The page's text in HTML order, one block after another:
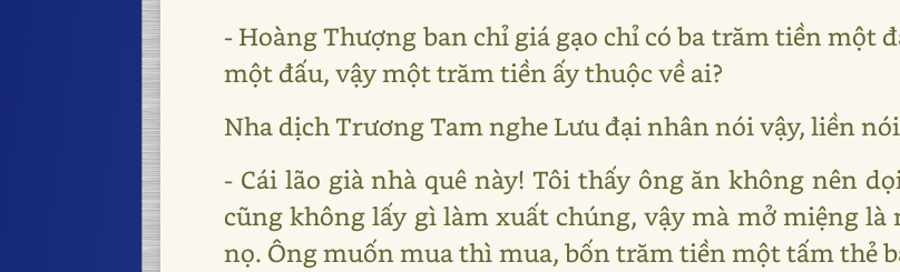
- Hoàng Thượng ban chỉ giá gạo chỉ có ba trăm tiền một
một đấu, vậy một trăm tiền ấy thuộc về ai?
Nha dịch Trương Tam nghe Lưu đại nhân nói vậy, liền
- Cái lão già nhà quê này! Tôi thấy ông ăn không nên
cũng không lấy gì làm xuất chúng, vậy mà mở miệng
nọ. Ông muốn mua thì mua, bốn trăm tiền một tấm thẻ